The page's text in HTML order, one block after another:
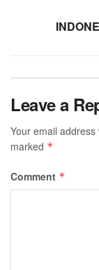
Leave a
Your email
marked *
Comment *